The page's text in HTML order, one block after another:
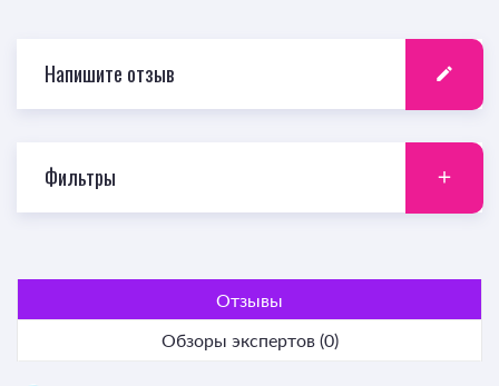
Напишите отзыв
Фильтры
Отзывы
Обзоры экспертов (0)